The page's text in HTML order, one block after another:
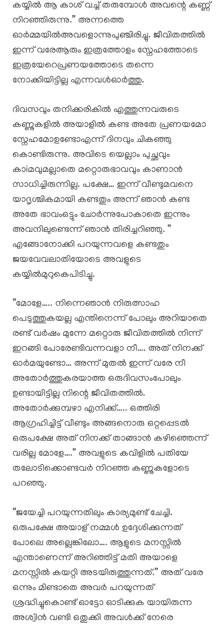
കയ്യിൽ ആ കാശ് വച്ച് തരുമ്പോൾ അവന്റെ കണ്ണ്
നിറഞ്ഞിരുന്നു.” അന്നത്തെ
ഓർമ്മയിൽഅവളൊന്നുപുഞ്ചിരിച്ചു. ജീവിതത്തിൽ
ഇന്ന് വരേആരും ഇത്രത്തോളം സ്നേഹത്തോടെ
ഇത്രയേറെപ്രണയത്തോടെ തന്നെ
നോക്കിയിട്ടില്ല എന്നവൾഓർത്തു.
ദിവസവും തനിക്കരികിൽ എത്തുന്നവരുടെ
കണ്ണുകളിൽ അയാളിൽ കണ്ട അതേ പ്രണയമോ
സ്നേഹമോഉണ്ടോഎന്ന് ദിനവും ചികഞ്ഞു
കൊണ്ടിരുന്നു. അവിടെ യെല്ലാം പുച്ഛവും
കാiമവുമല്ലാതെ മറ്റൊരുഭാവവും കാണാൻ
സാധിച്ചിരുന്നില്ല. പക്ഷേ… ഇന്ന് വീണ്ടുമവനെ
യാദൃശ്ചികമായി കണ്ടതും അന്ന് ഞാൻ കണ്ട
അതേ ഭാവംഒട്ടും ചോർന്നുപോകാതെ ഇന്നും
അവനിലുണ്ടെന്ന് ഞാൻ തിരിച്ചറിഞ്ഞു. ”
എങ്ങോനോക്കി പറയുന്നവളെ കണ്ടതും
ജയവേവലാതിയോടെ അവളുടെ
കയ്യിൽമുറുകെപിടിച്ചു.
“മോളേ….. നിന്നെഞാൻ നിരുത്സാഹ
പെടുത്തുകയല്ല എന്തിനെന്ന് പോലും അറിയാതെ
രണ്ട് വർഷം മുന്നേ മറ്റൊരു ജീവിതത്തിൽ നിന്ന്
ഇറങ്ങി പോരേണ്ടിവന്നവളാ നീ…. അത് നിനക്ക്
ഓർമയുണ്ടോ… അന്ന് മുതൽ ഇന്ന് വരേ നീ
അതോർത്തുകരയാത്ത ഒരുദിവസംപോലും
ഉണ്ടായിട്ടില്ല നിന്റെ ജീവിതത്തിൽ.
അതോർക്കുമ്പഴാ എനിക്ക്….. ഒത്തിരി
ആഗ്രഹിച്ചിട്ട് വീണ്ടും അങ്ങനൊരു ഒറ്റപ്പെടൽ
ഒരുപക്ഷേ അത് നിനക്ക് താങ്ങാൻ കഴിഞ്ഞെന്ന്
വരില്ല മോളേ….” അവളുടെ കവിളിൽ പതിയേ
തലോടിക്കൊണ്ടവർ നിറഞ്ഞ കണ്ണുകളോടെ
പറഞ്ഞു.
“ജയേച്ചി പറയുന്നതിലും കാര്യമുണ്ട് ചേച്ചി.
ഒരുപക്ഷേ അയാള് നമ്മൾ ഉദ്ദേശിക്കുന്നത്
പോലെ അല്ലെങ്കിലോ…. ആളുടെ മനസ്സിൽ
എന്താണെന്ന് അറിഞ്ഞിട്ട് മതി അയാളെ
മനസ്സിൽ കയറ്റി അടയിരുത്തുന്നത്.” അത് വരേ
ഒന്നും മിണ്ടാതെ അവർ പറയുന്നത്
ശ്രദ്ധിച്ചുകൊണ്ട് ഓട്ടോ ഓടിക്കുക യായിരുന്ന
അശ്വിൻ വണ്ടി ഒതുക്കി അവൾക്ക് നേരെ